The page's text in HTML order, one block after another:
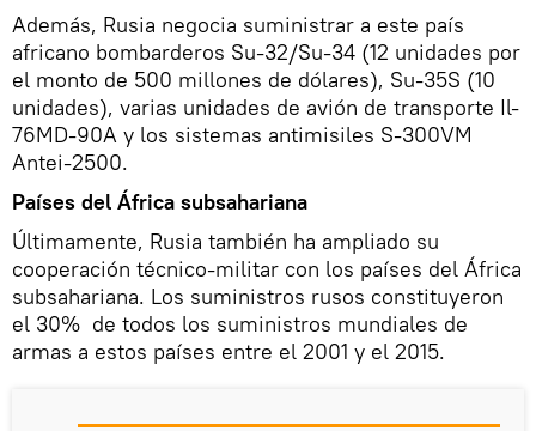
Además, Rusia negocia suministrar a este país
africano bombarderos Su-32/Su-34 (12 unidades por
el monto de 500 millones de dólares), Su-35S (10
unidades), varias unidades de avión de transporte Il-
76MD-90A y los sistemas antimisiles S-300VM
Antei-2500.
Países del África subsahariana
Últimamente, Rusia también ha ampliado su
cooperación técnico-militar con los países del África
subsahariana. Los suministros rusos constituyeron
el 30% de todos los suministros mundiales de
armas a estos países entre el 2001 y el 2015.